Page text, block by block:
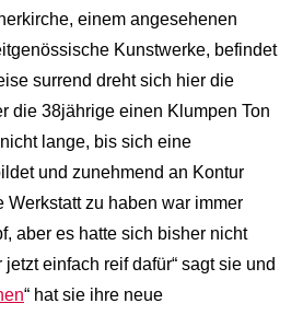
einem angesehenen
Kunstwerke, befindet
surrend dreht sich hier die
die 38jährige einen Klumpen Ton
lange, bis sich eine
und zunehmend an Kontur
Werkstatt zu haben war immer
aber es hatte sich bisher nicht
einfach reif dafür“ sagt sie und
“ hat sie ihre neue